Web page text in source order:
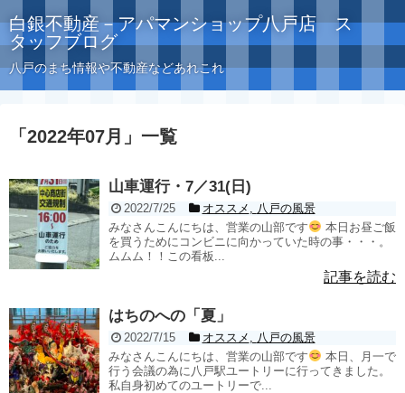
白銀不動産－アパマンショップ八戸店 ス
タッフブログ
八戸のまち情報や不動産などあれこれ
「 2022年07月 」 一覧
山車運行・7／31(日)
2022/7/25 オススメ
八戸の風景
みなさんこんにちは、営業の山部です
本日お昼ご飯
を買うためにコンビニに向かっていた時の事・・・。
ムムム！！この看板...
記事を読む
はちのへの「夏」
2022/7/15 オススメ
八戸の風景
みなさんこんにちは、営業の山部です
本日、月一で
行う会議の為に八戸駅ユートリーに行ってきました。
私自身初めてのユートリーで...